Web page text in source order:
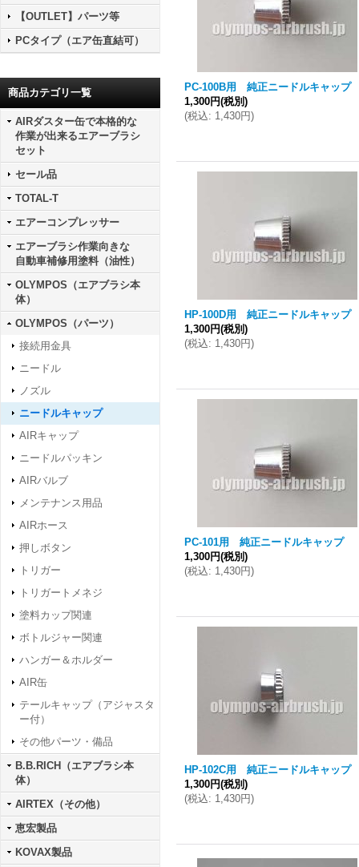
【OUTLET】パーツ等
PCタイプ（エア缶直結可）
商品カテゴリ一覧
AIRダスター缶で本格的な
作業が出来るエアーブラシ
セット
セール品
TOTAL-T
エアーコンプレッサー
エアーブラシ作業向きな
自動車補修用塗料（油性）
OLYMPOS（エアブラシ本
体）
OLYMPOS（パーツ）
接続用金具
ニードル
ノズル
ニードルキャップ
AIRキャップ
ニードルパッキン
AIRバルブ
メンテナンス用品
AIRホース
押しボタン
トリガー
トリガートメネジ
塗料カップ関連
ボトルジャー関連
ハンガー＆ホルダー
AIR缶
テールキャップ（アジャスタ
ー付）
その他パーツ・備品
B.B.RICH（エアブラシ本
体）
AIRTEX（その他）
恵宏製品
KOVAX製品
PC-100B用 純正ニードルキャップ
1,300円(税別)
(税込: 1,430円)
HP-100D用 純正ニードルキャップ
1,300円(税別)
(税込: 1,430円)
PC-101用 純正ニードルキャップ
1,300円(税別)
(税込: 1,430円)
HP-102C用 純正ニードルキャップ
1,300円(税別)
(税込: 1,430円)